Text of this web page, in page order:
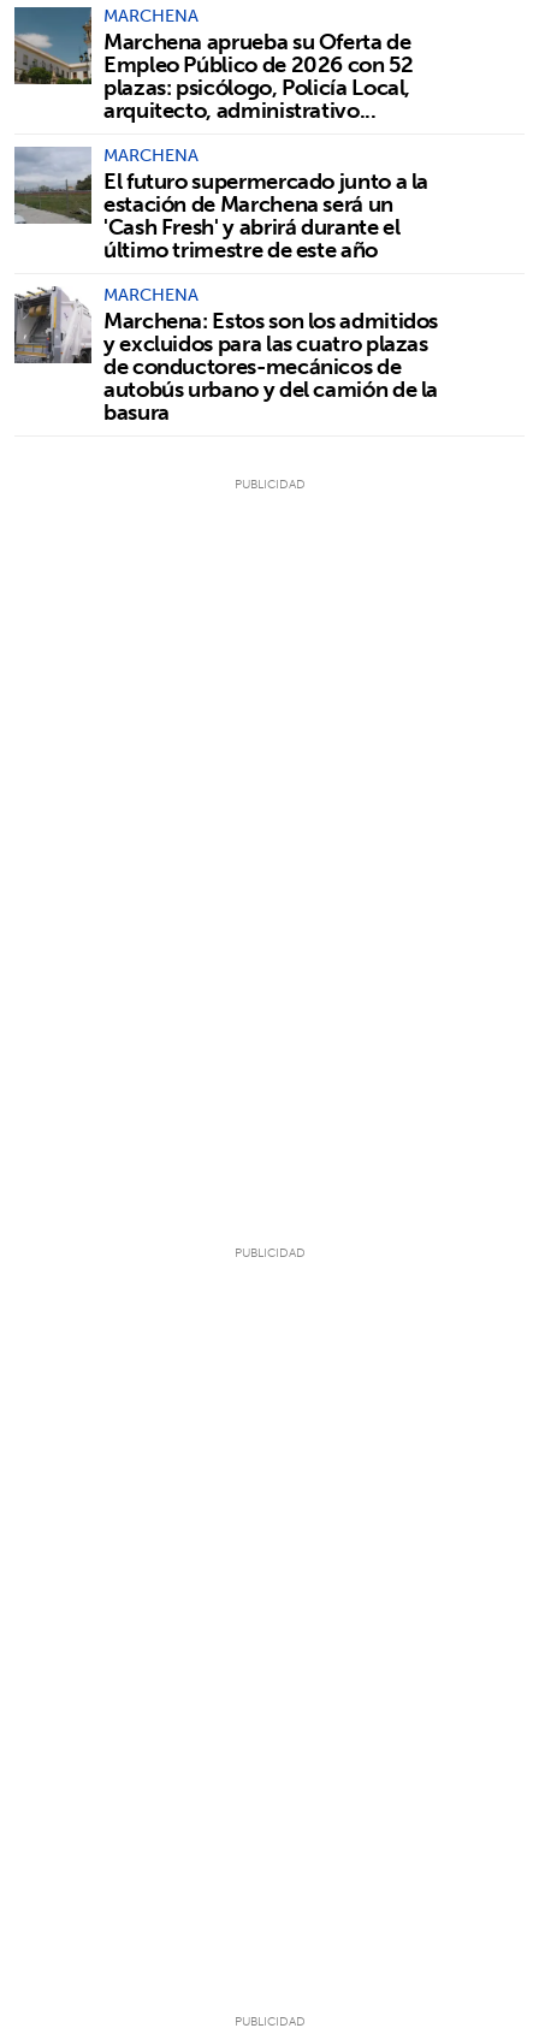
MARCHENA
Marchena aprueba su Oferta de
Empleo Público de 2026 con 52
plazas: psicólogo, Policía Local,
arquitecto, administrativo...
MARCHENA
El futuro supermercado junto a la
estación de Marchena será un
'Cash Fresh' y abrirá durante el
último trimestre de este año
MARCHENA
Marchena: Estos son los admitidos
y excluidos para las cuatro plazas
de conductores-mecánicos de
autobús urbano y del camión de la
basura